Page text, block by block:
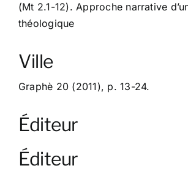
(Mt 2.1-12). Approche narrative
théologique
Ville
Graphè 20 (2011), p. 13-24.
Éditeur
Éditeur